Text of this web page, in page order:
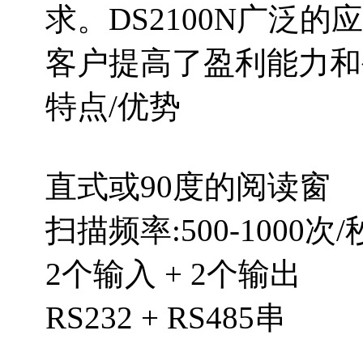
求。DS2100N广泛的
客户提高了盈利能力
特点/优势
直式或90度的阅读窗
扫描频率:500-1000次/
2个输入 + 2个输出
RS232 + RS485串